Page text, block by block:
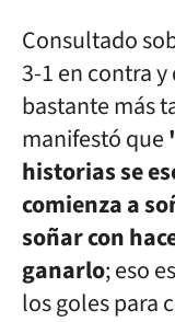
Consultado
3-1 en contra
bastante más
manifestó que
historias se
comienza a
soñar con
ganarlo; eso
los goles para